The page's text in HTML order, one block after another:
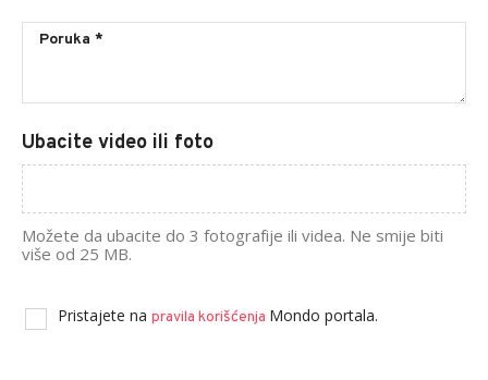
Ubacite video ili foto
Možete da ubacite do 3 fotografije ili videa. Ne smije biti
više od 25 MB.
Pristajete na pravila korišćenja Mondo portala.